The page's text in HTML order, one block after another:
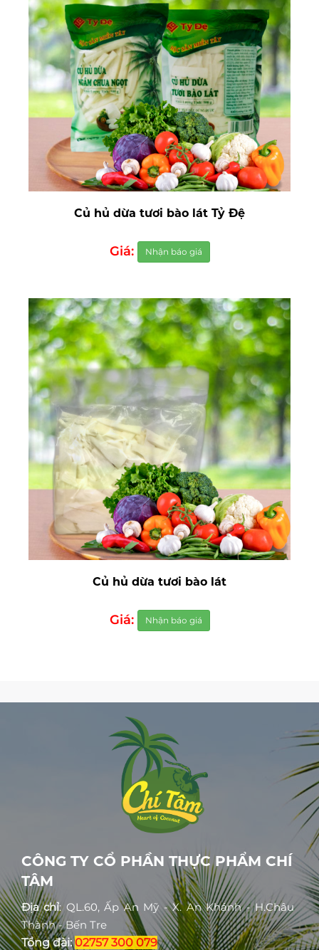
Củ hủ dừa tươi bào lát Tỷ Đệ
Giá: Nhận báo giá
Củ hủ dừa tươi bào lát
Giá: Nhận báo giá
CÔNG TY CỔ PHẦN THỰC PHẨM CHÍ
TÂM
Địa chỉ: QL.60, Ấp An Mỹ - X. An Khánh - H.Châu
Thành - Bến Tre
Tổng đài:02757 300 079